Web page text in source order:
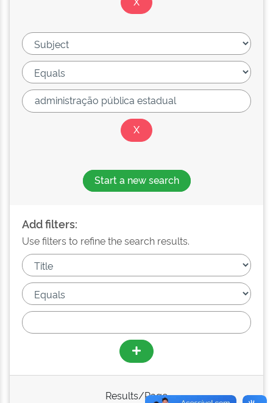
Start a new search
Add filters:
Use filters to refine the search results.
Results/Page